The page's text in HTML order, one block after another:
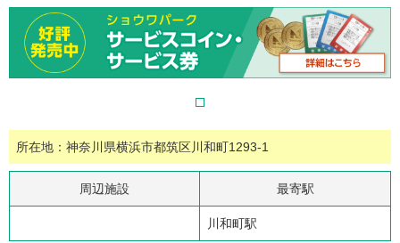
所在地：神奈川県横浜市都筑区川和町1293-1
周辺施設 最寄駅
川和町駅